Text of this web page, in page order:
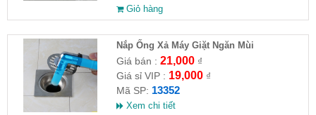
Giỏ hàng
Nắp Ống Xả Máy Giặt Ngăn Mùi
Giá bán : 21,000₫
Giá sỉ VIP : 19,000₫
Mã SP: 13352
Xem chi tiết